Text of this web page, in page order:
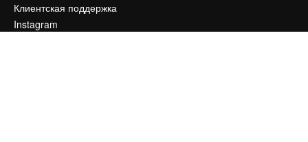
Клиентская поддержка
Instagram